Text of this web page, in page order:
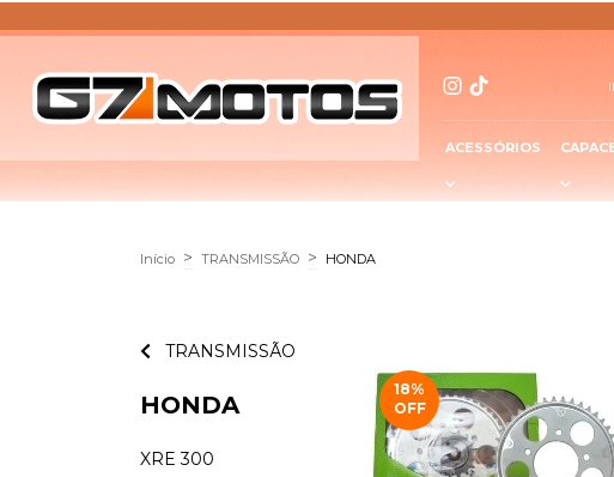
ACESSÓRIOS
Início > TRANSMISSÃO > HONDA
TRANSMISSÃO
HONDA
XRE 300
18%
OFF